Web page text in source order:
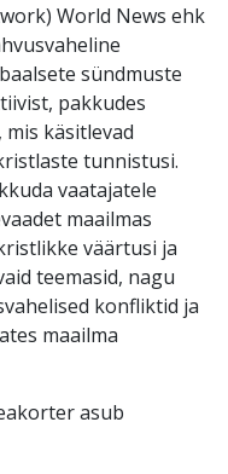
World News ehk
sündmuste
pakkudes
käsitlevad
tunnistusi.
vaatajatele
maailmas
väärtusi ja
teemasid, nagu
konfliktid ja
maailma
asub